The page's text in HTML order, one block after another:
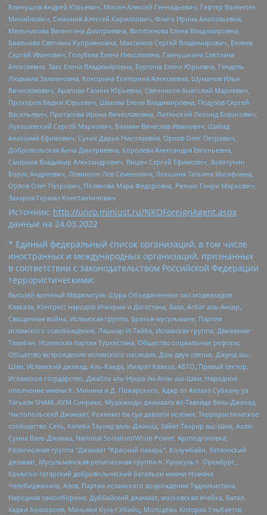
Блинушов Андрей Юрьевич, Мосин Алексей Геннадьевич, Гефтер Валентин
Михайлович, Симонов Алексей Кириллович, Флиге Ирина Анатольевна,
Мельникова Валентина Дмитриевна, Вититинова Елена Владимировна,
Баженова Светлана Куприяновна, Максимов Сергей Владимирович, Беляев
Сергей Иванович, Голубева Елена Николаевна, Ганнушкина Светлана
Алексеевна, Закс Елена Владимировна, Буртина Елена Юрьевна, Гендель
Людмила Залмановна, Кокорина Екатерина Алексеевна, Шуманов Илья
Вячеславович, Арапова Галина Юрьевна, Свечников Анатолий Мариевич,
Прохоров Вадим Юрьевич, Шахова Елена Владимировна, Подузов Сергей
Васильевич, Протасова Ирина Вячеславовна, Литинский Леонид Борисович,
Лукашевский Сергей Маркович, Бахмин Вячеслав Иванович, Шабад
Анатолий Ефимович, Сухих Дарья Николаевна, Орлов Олег Петрович,
Добровольская Анна Дмитриевна, Королева Александра Евгеньевна,
Смирнов Владимир Александрович, Вицин Сергей Ефимович, Золотухин
Борис Андреевич, Левинсон Лев Семенович, Локшина Татьяна Иосифовна,
Орлов Олег Петрович, Полякова Мара Федоровна, Резник Генри Маркович,
Захаров Герман Константинович
Источник: http://unro.minjust.ru/NKOForeignAgent.aspx
данные на 24.03.2022
* Единый федеральный список организаций, в том числе
иностранных и международных организаций, признанных
в соответствии с законодательством Российской Федерации
террористическими:
Высший военный Маджлисуль Шура Объединенных сил моджахедов
Кавказа, Конгресс народов Ичкерии и Дагестана, База, Асбат аль-Ансар,
Священная война, Исламская группа, Братья-мусульмане, Партия
исламского освобождения, Лашкар-И-Тайба, Исламская группа, Движение
Талибан, Исламская партия Туркестана, Общество социальных реформ,
Общество возрождения исламского наследия, Дом двух святых, Джунд аш-
Шам, Исламский джихад, Аль-Каида, Имарат Кавказ, АБТО, Правый сектор,
Исламское государство, Джабха аль-Нусра ли-Ахль аш-Шам, Народное
ополчение имени К. Минина и Д. Пожарского, Аджр от Аллаха Субхану уа
Тагьаля SHAM, АУМ Синрике, Муджахеды джамаата Ат-Тавхида Валь-Джихад,
Чистопольский Джамаат, Рохнамо ба суи давлати исломи, Террористическое
сообщество Сеть, Катиба Таухид валь-Джихад, Хайят Тахрир аш-Шам, Ахлю
Сунна Валь Джамаа, National Socialism/White Power, Артподготовка,
Религиозная группа “Джамаат “Красный пахарь”, Колумбайн, Хатлонский
джамаат, Мусульманская религиозная группа п. Кушкуль г. Оренбург,
Крымско-татарский добровольческий батальон имени Номана
Челебиджихана, Азов, Партия исламского возрождения Таджикистана,
Народная самооборона, Дуббайский джамаат, московская ячейка, Батал-
Хаджи Белхороев, Маньяки Культ Убийц, Молодёжь Которая Улыбается,